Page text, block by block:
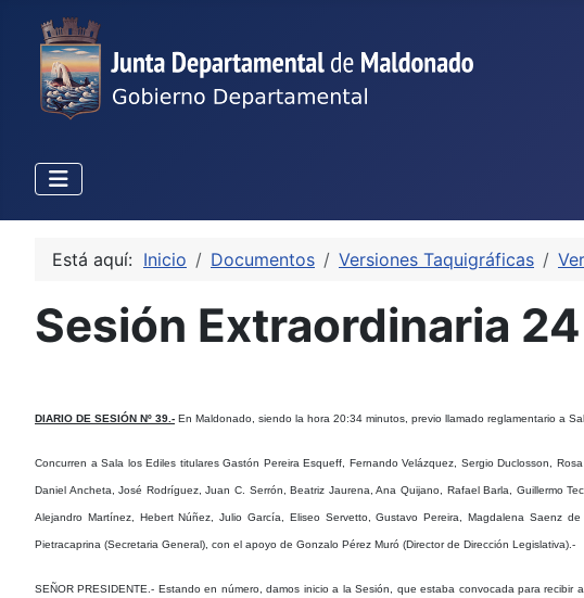
Está aquí: Inicio Documentos Versiones Taquigráficas
Sesión Extraordinaria
DIARIO DE SESIÓN Nº 39.- En Maldonado, siendo la hora 20:34 minutos, previo llamado reglamentario a
Concurren a Sala los Ediles titulares Gastón Pereira Esqueff, Fernando Velázquez, Sergio Duclosson,
Daniel Ancheta, José Rodríguez, Juan C. Serrón, Beatriz Jaurena, Ana Quijano, Rafael Barla, Guillermo
Alejandro Martínez, Hebert Núñez, Julio García, Eliseo Servetto, Gustavo Pereira, Magdalena Saenz
Pietracaprina (Secretaria General), con el apoyo de Gonzalo Pérez Muró (Director de Dirección Legislativa).-
SEÑOR PRESIDENTE.- Estando en número, damos inicio a la Sesión, que estaba convocada para